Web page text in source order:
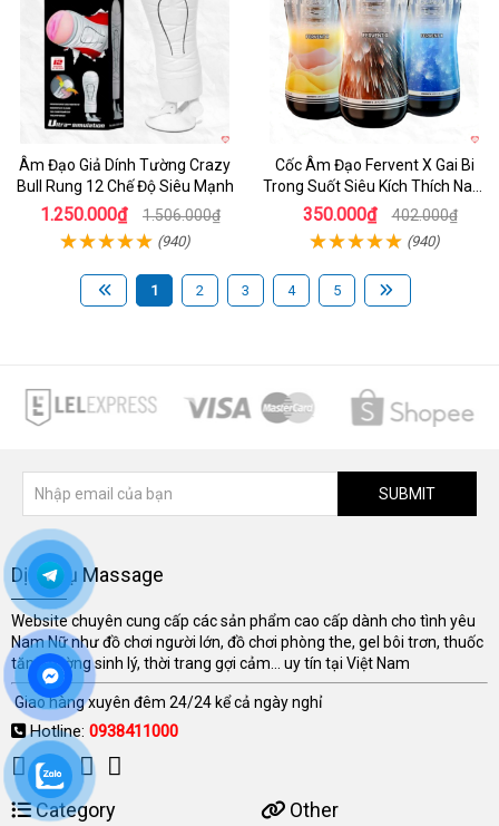
Âm Đạo Giả Dính Tường Crazy
Bull Rung 12 Chế Độ Siêu Mạnh
1.250.000₫ 1.506.000₫
(940)
Cốc Âm Đạo Fervent X Gai Bi
Trong Suốt Siêu Kích Thích Nam
Giới
350.000₫ 402.000₫
(940)
1 2 3 4 5
SUBMIT
Dịch Vụ Massage
Website chuyên cung cấp các sản phẩm cao cấp dành cho tình yêu
Nam Nữ như đồ chơi người lớn, đồ chơi phòng the, gel bôi trơn, thuốc
tăng cường sinh lý, thời trang gợi cảm... uy tín tại Việt Nam
Giao hàng xuyên đêm 24/24 kể cả ngày nghỉ
Hotline: 0938411000
Category Other